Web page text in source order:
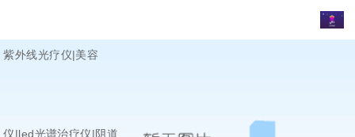
紫外线光疗仪|美容
仪|led光谱治疗仪|阴道